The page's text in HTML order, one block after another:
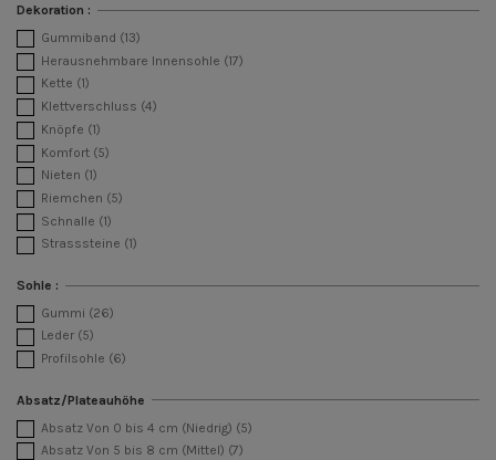
Dekoration :
Gummiband (13)
Herausnehmbare Innensohle (17)
Kette (1)
Klettverschluss (4)
Knöpfe (1)
Komfort (5)
Nieten (1)
Riemchen (5)
Schnalle (1)
Strasssteine (1)
Sohle :
Gummi (26)
Leder (5)
Profilsohle (6)
Absatz/Plateauhöhe
Absatz Von 0 bis 4 cm (Niedrig) (5)
Absatz Von 5 bis 8 cm (Mittel) (7)